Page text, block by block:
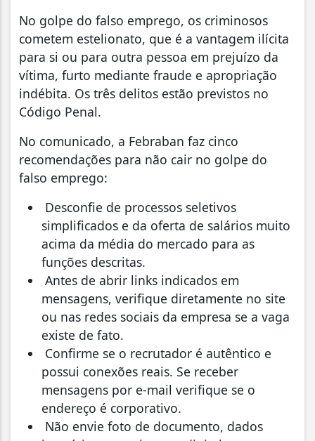
No golpe do falso emprego, os criminosos
cometem estelionato, que é a vantagem ilícita
para si ou para outra pessoa em prejuízo da
vítima, furto mediante fraude e apropriação
indébita. Os três delitos estão previstos no
Código Penal.
No comunicado, a Febraban faz cinco
recomendações para não cair no golpe do
falso emprego:
Desconfie de processos seletivos
simplificados e da oferta de salários muito
acima da média do mercado para as
funções descritas.
Antes de abrir links indicados em
mensagens, verifique diretamente no site
ou nas redes sociais da empresa se a vaga
existe de fato.
Confirme se o recrutador é autêntico e
possui conexões reais. Se receber
mensagens por e-mail verifique se o
endereço é corporativo.
Não envie foto de documento, dados